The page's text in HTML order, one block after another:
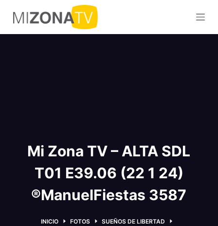
S
a
l
Mi Zona TV – ALTA SDL
T01 E39.06 (22 1 24)
®ManuelFiestas 3587
INICIO FOTOS
SUEÑOS DE LIBERTAD